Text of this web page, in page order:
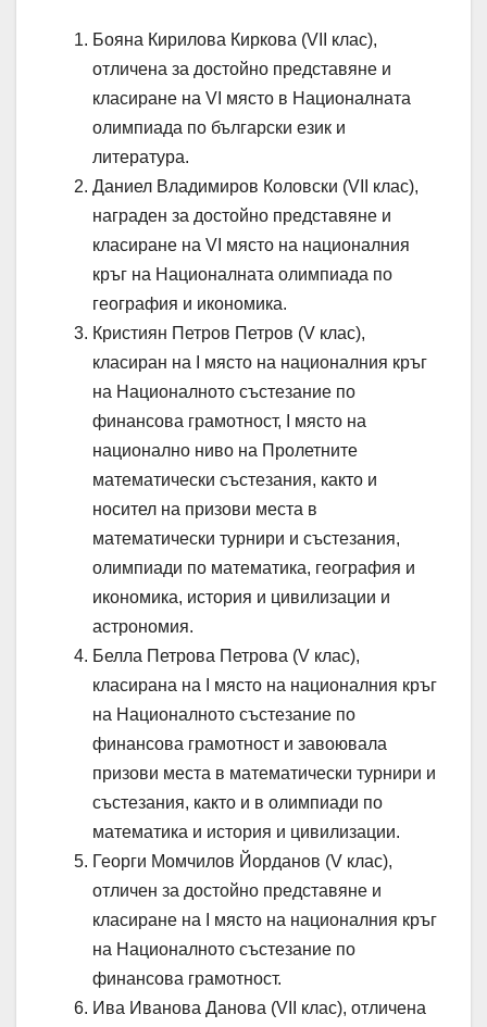
Бояна Кирилова Киркова (VII клас),
отличена за достойно представяне и
класиране на VI място в Националната
олимпиада по български език и
литература.
Даниел Владимиров Коловски (VII клас),
награден за достойно представяне и
класиране на VI място на националния
кръг на Националната олимпиада по
география и икономика.
Кристиян Петров Петров (V клас),
класиран на I място на националния кръг
на Националното състезание по
финансова грамотност, I място на
национално ниво на Пролетните
математически състезания, както и
носител на призови места в
математически турнири и състезания,
олимпиади по математика, география и
икономика, история и цивилизации и
астрономия.
Белла Петрова Петрова (V клас),
класирана на I място на националния кръг
на Националното състезание по
финансова грамотност и завоювала
призови места в математически турнири и
състезания, както и в олимпиади по
математика и история и цивилизации.
Георги Момчилов Йорданов (V клас),
отличен за достойно представяне и
класиране на I място на националния кръг
на Националното състезание по
финансова грамотност.
Ива Иванова Данова (VII клас), отличена